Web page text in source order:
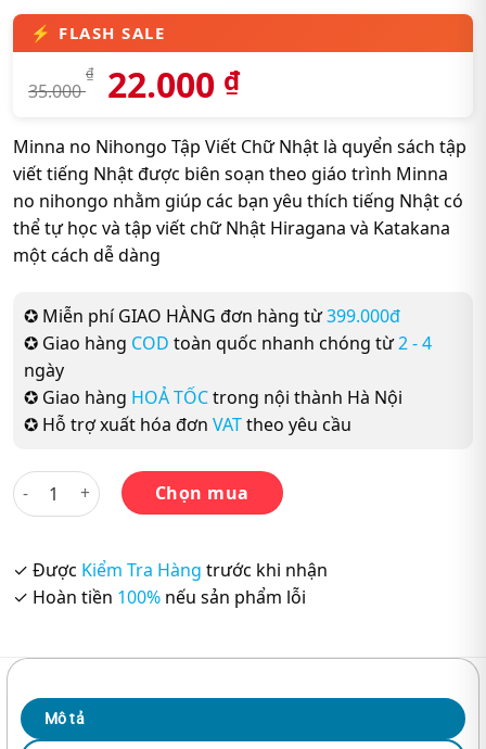
35.000
₫ 22.000 ₫
Minna no Nihongo Tập Viết Chữ Nhật là quyển sách tập
viết tiếng Nhật được biên soạn theo giáo trình Minna
no nihongo nhằm giúp các bạn yêu thích tiếng Nhật có
thể tự học và tập viết chữ Nhật Hiragana và Katakana
một cách dễ dàng
✪ Miễn phí GIAO HÀNG đơn hàng từ399.000đ
✪ Giao hàng COD toàn quốc nhanh chóng từ2 - 4
ngày
✪ Giao hàng HOẢ TỐCtrong nội thành Hà Nội
✪ Hỗ trợ xuất hóa đơn VATtheo yêu cầu
Minna no Nihongo Sơ cấp 1 (Bản Cũ) - Tập Viết Tiếng Nhật
Chọn mua
✓ Được Kiểm Tra Hàng trước khi nhận
✓ Hoàn tiền 100% nếu sản phẩm lỗi
Mô tả